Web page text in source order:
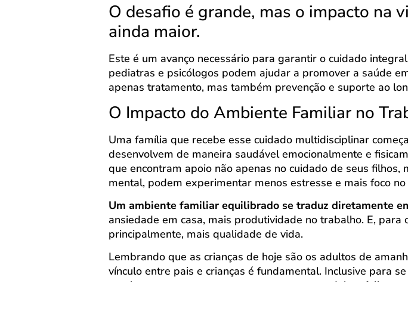
O desafio é grande, mas o impacto na
ainda maior.
Este é um avanço necessário para garantir o cuidado
pediatras e psicólogos podem ajudar a promover a saúde
apenas tratamento, mas também prevenção e suporte ao
O Impacto do Ambiente Familiar no
Uma família que recebe esse cuidado multidisciplinar
desenvolvem de maneira saudável emocionalmente e
que encontram apoio não apenas no cuidado de seus
mental, podem experimentar menos estresse e mais foco
Um ambiente familiar equilibrado se traduz diretamente
ansiedade em casa, mais produtividade no trabalho. E,
principalmente, mais qualidade de vida.
Lembrando que as crianças de hoje são os adultos de
vínculo entre pais e crianças é fundamental. Inclusive para
precisam crescer seguras para se tornarem adultos felizes e